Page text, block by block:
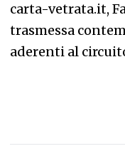
carta-vetrata.it,
trasmessa
aderenti al